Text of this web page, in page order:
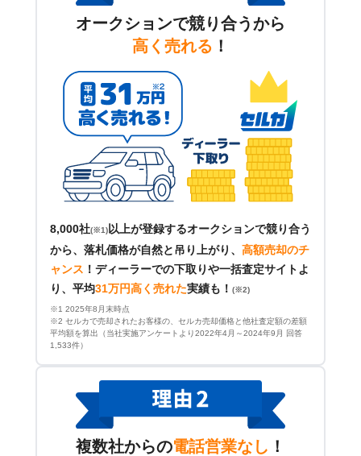
オークションで競り合うから
高く売れる ！
8,000社(※1) 以上が登録するオークションで競り合う
から、落札価格が自然と吊り上がり、 高額売却のチ
ャンス ！ ディーラーでの下取りや一括査定サイトよ
り、平均31万円高く売れた実績も！ (※2)
※1 2025年8月末時点
※2 セルカで売却されたお客様の、セルカ売却価格と他社査定額の差額
平均額を算出（当社実施アンケートより2022年4月～2024年9月 回答
1,533件）
複数社からの電話営業なし ！